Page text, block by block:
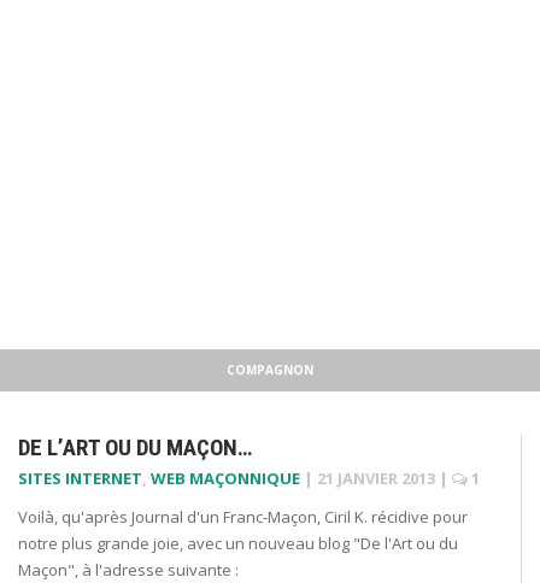
COMPAGNON
DE L’ART OU DU MAÇON…
SITES INTERNET, WEB MAÇONNIQUE | 21 JANVIER 2013 |
1
Voilà, qu'après Journal d'un Franc-Maçon, Ciril K. récidive pour
notre plus grande joie, avec un nouveau blog "De l'Art ou du
Maçon", à l'adresse suivante :